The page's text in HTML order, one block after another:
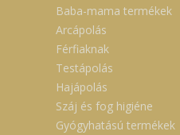
Baba-mama termékek
Arcápolás
Férfiaknak
Testápolás
Hajápolás
Száj és fog higiéne
Gyógyhatású termékek